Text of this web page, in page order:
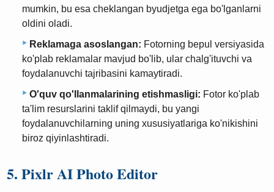
mumkin, bu esa cheklangan byudjetga ega bo'lganlarni
oldini oladi.
Reklamaga asoslangan: Fotorning bepul versiyasida
ko'plab reklamalar mavjud bo'lib, ular chalg'ituvchi va
foydalanuvchi tajribasini kamaytiradi.
O'quv qo'llanmalarining etishmasligi: Fotor ko'plab
ta'lim resurslarini taklif qilmaydi, bu yangi
foydalanuvchilarning uning xususiyatlariga ko'nikishini
biroz qiyinlashtiradi.
5. Pixlr AI Photo Editor